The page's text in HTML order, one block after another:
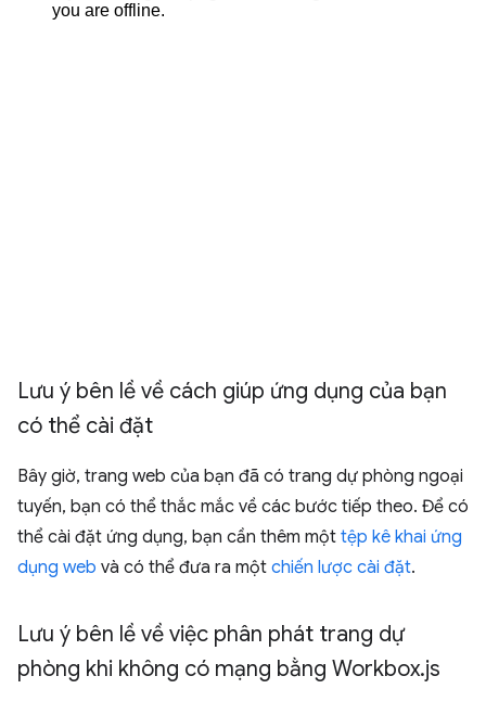
Lưu ý bên lề về cách giúp ứng dụng của bạn
có thể cài đặt
Bây giờ, trang web của bạn đã có trang dự phòng ngoại
tuyến, bạn có thể thắc mắc về các bước tiếp theo. Để có
thể cài đặt ứng dụng, bạn cần thêm một tệp kê khai ứng
dụng web và có thể đưa ra một chiến lược cài đặt.
Lưu ý bên lề về việc phân phát trang dự
phòng khi không có mạng bằng Workbox.js